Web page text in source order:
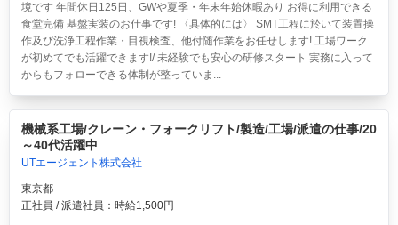
境です 年間休日125日、GWや夏季・年末年始休暇あり お得に利用できる
食堂完備 基盤実装のお仕事です! 〈具体的には〉 SMT工程に於いて装置操
作及び洗浄工程作業・目視検査、他付随作業をお任せします! 工場ワーク
が初めてでも活躍できます!/ 未経験でも安心の研修スタート 実務に入って
からもフォローできる体制が整っていま...
機械系工場/クレーン・フォークリフト/製造/工場/派遣の仕事/20
～40代活躍中
UTエージェント株式会社
東京都
正社員 / 派遣社員：時給1,500円